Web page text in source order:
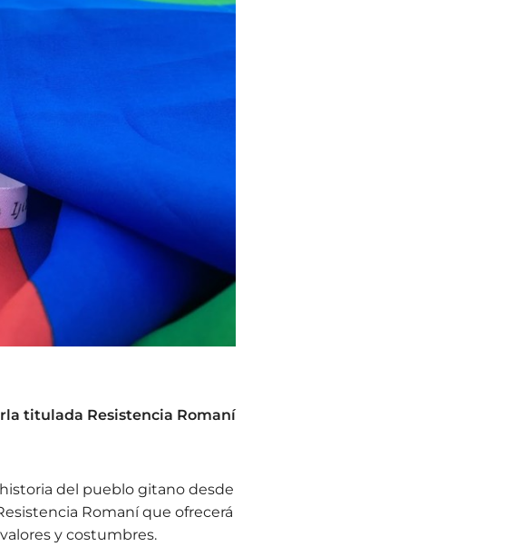
titulada Resistencia Romaní
historia del pueblo gitano desde
Romaní que ofrecerá
y costumbres.